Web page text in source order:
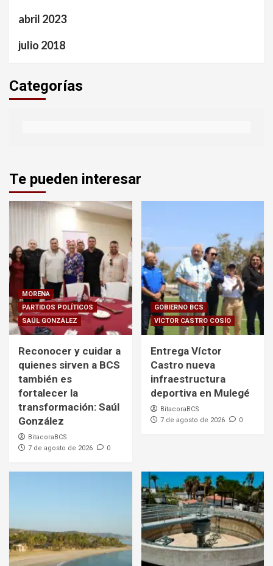
abril 2023
julio 2018
Categorías
Te pueden interesar
MORENA
PARTIDOS POLÍTICOS
SAÚL GONZÁLEZ
Reconocer y cuidar a
quienes sirven a BCS
también es
fortalecer la
transformación: Saúl
González
BitacoraBCS
7 de agosto de 2026
0
GOBIERNO BCS
VÍCTOR CASTRO COSÍO
Entrega Víctor
Castro nueva
infraestructura
deportiva en Mulegé
BitacoraBCS
7 de agosto de 2026
0